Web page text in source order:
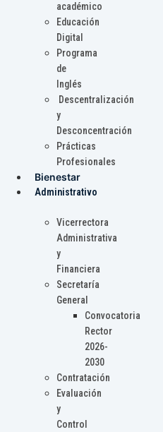
académico
Educación
Digital
Programa
de
Inglés
Descentralización
y
Desconcentración
Prácticas
Profesionales
Bienestar
Administrativo
Vicerrectora
Administrativa
y
Financiera
Secretaría
General
Convocatoria
Rector
2026-
2030
Contratación
Evaluación
y
Control